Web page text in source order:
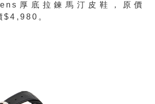
厚底拉鍊馬汀皮鞋，原價
$4,980。